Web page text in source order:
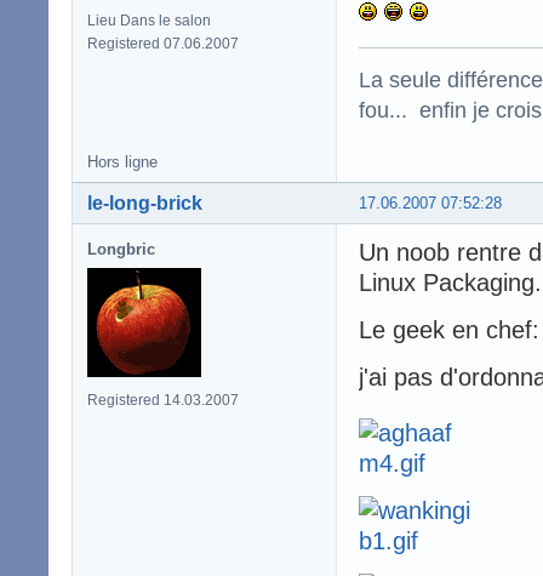
Lieu Dans le salon
Registered 07.06.2007
La seule
fou... enfin je
Hors ligne
17.06.2007 07:52:28
le-long-brick
Longbric
Registered 14.03.2007
Un noob rentre
Linux
Le geek en
j'ai pas